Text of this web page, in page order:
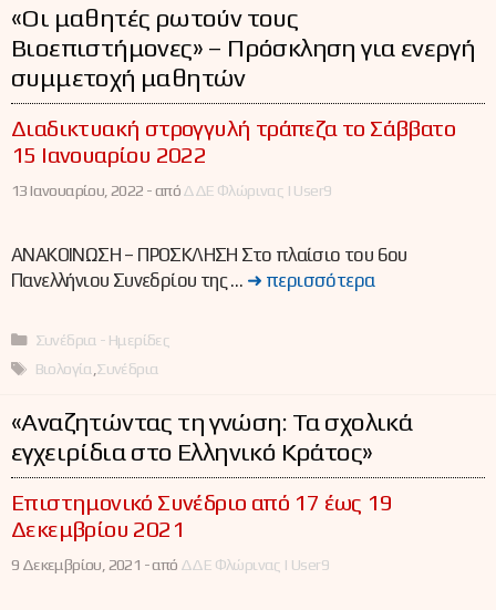
«Οι μαθητές ρωτούν τους
Βιοεπιστήμονες» – Πρόσκληση για ενεργή
συμμετοχή μαθητών
Διαδικτυακή στρογγυλή τράπεζα το Σάββατο
15 Ιανουαρίου 2022
13 Ιανουαρίου, 2022 -απόΔΔΕ Φλώρινας | User9
ΑΝΑΚΟΙΝΩΣΗ – ΠΡΟΣΚΛΗΣΗ Στο πλαίσιο του 6ου
Πανελλήνιου Συνεδρίου της … ➜ περισσότερα
Κατηγορίες
Συνέδρια - Ημερίδες
Ετικέτες
Βιολογία Συνέδρια
«Αναζητώντας τη γνώση: Τα σχολικά
εγχειρίδια στο Ελληνικό Κράτος»
Επιστημονικό Συνέδριο από 17 έως 19
Δεκεμβρίου 2021
9 Δεκεμβρίου, 2021 -από ΔΔΕ Φλώρινας | User9